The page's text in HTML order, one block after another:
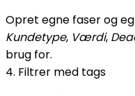
Opret egne faser og
Kundetype, Værdi,
brug for.
4. Filtrer med tags